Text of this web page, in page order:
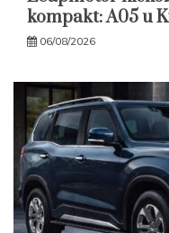
kompakt: A05 u
06/08/2026